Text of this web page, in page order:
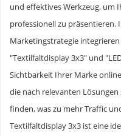
und effektives Werkzeug, um
professionell zu präsentieren.
Marketingstrategie
"Textilfaltdisplay 3x3" und
Sichtbarkeit Ihrer Marke
die nach relevanten
finden, was zu mehr Traffic
Textilfaltdisplay 3x3 ist eine